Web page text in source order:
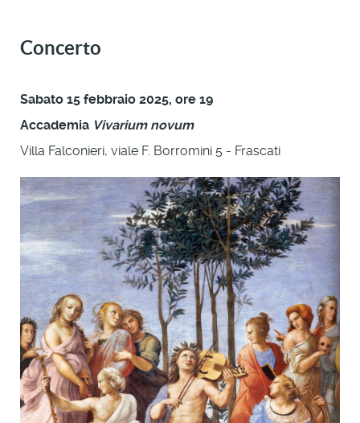
Concerto
Sabato 15 febbraio 2025, ore 19
Accademia Vivarium novum
Villa Falconieri, viale F. Borromini 5 - Frascati